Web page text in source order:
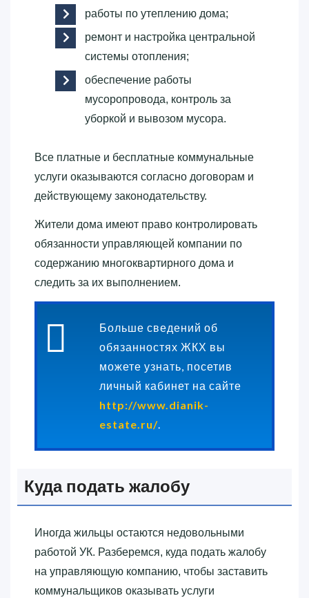
работы по утеплению дома;
ремонт и настройка центральной
системы отопления;
обеспечение работы
мусоропровода, контроль за
уборкой и вывозом мусора.
Все платные и бесплатные коммунальные
услуги оказываются согласно договорам и
действующему законодательству.
Жители дома имеют право контролировать
обязанности управляющей компании по
содержанию многоквартирного дома и
следить за их выполнением.
Больше сведений об
обязанностях ЖКХ вы
можете узнать, посетив
личный кабинет на сайте
http://www.dianik-
estate.ru/.
Куда подать жалобу
Иногда жильцы остаются недовольными
работой УК. Разберемся, куда подать жалобу
на управляющую компанию, чтобы заставить
коммунальщиков оказывать услуги